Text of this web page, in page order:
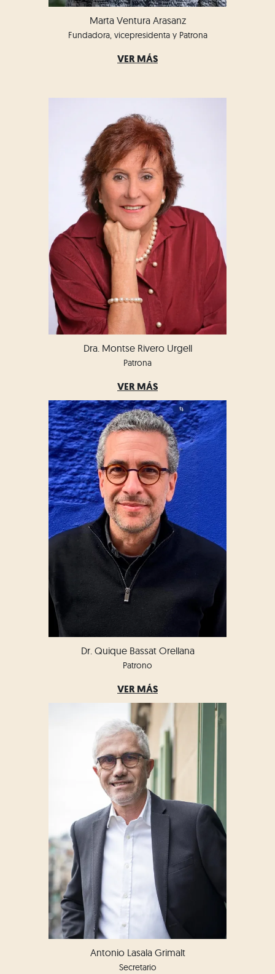
Marta Ventura Arasanz
Fundadora, vicepresidenta y Patrona
VER MÁS
Dra. Montse Rivero Urgell
Patrona
VER MÁS
Dr. Quique Bassat Orellana
Patrono
VER MÁS
Antonio Lasala Grimalt
Secretario